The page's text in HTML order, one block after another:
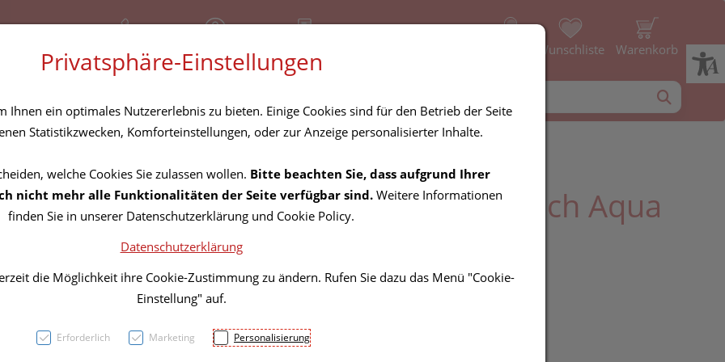
+43 (01) 3683167 Geschlossen Wunschliste Warenkorb
BIO LePetit Handtuch Aqua
15,91 EUR
Privatsphäre-Einstellungen
Ihnen ein optimales Nutzererlebnis zu bieten. Einige Cookies sind für den Betrieb der Seite
Statistikzwecken, Komforteinstellungen, oder zur Anzeige personalisierter Inhalte.
welche Cookies Sie zulassen wollen. Bitte beachten Sie, dass aufgrund Ihrer
nicht mehr alle Funktionalitäten der Seite verfügbar sind. Weitere Informationen
finden Sie in unserer Datenschutzerklärung und Cookie Policy.
Datenschutzerklärung
die Möglichkeit ihre Cookie-Zustimmung zu ändern. Rufen Sie dazu das Menü "Cookie-
Einstellung" auf.
Erforderlich Marketing Personalisierung